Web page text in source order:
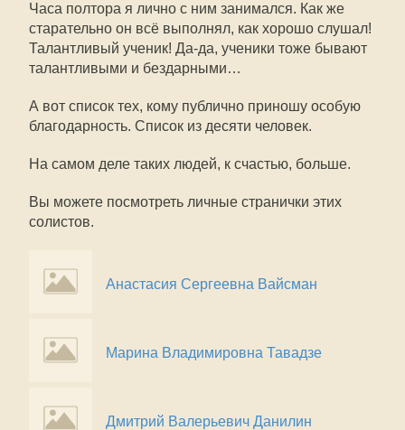
Часа полтора я лично с ним занимался. Как же
старательно он всё выполнял, как хорошо слушал!
Талантливый ученик! Да-да, ученики тоже бывают
талантливыми и бездарными…
А вот список тех, кому публично приношу особую
благодарность. Список из десяти человек.
На самом деле таких людей, к счастью, больше.
Вы можете посмотреть личные странички этих
солистов.
Анастасия Сергеевна Вайсман
Марина Владимировна Тавадзе
Дмитрий Валерьевич Данилин